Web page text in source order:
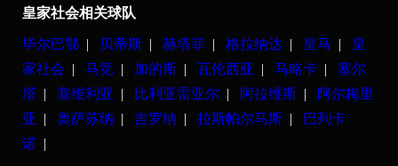
皇家社会相关球队
毕尔巴鄂 | 贝蒂斯 | 赫塔菲 | 格拉纳达 | 皇马 | 皇
家社会 | 马竞 | 加的斯 | 瓦伦西亚 | 马略卡 | 塞尔
塔 | 塞维利亚 | 比利亚雷亚尔 | 阿拉维斯 |
阿尔梅里
亚
| 奥萨苏纳 | 吉罗纳 | 拉斯帕尔马斯 |
巴列卡
诺 |